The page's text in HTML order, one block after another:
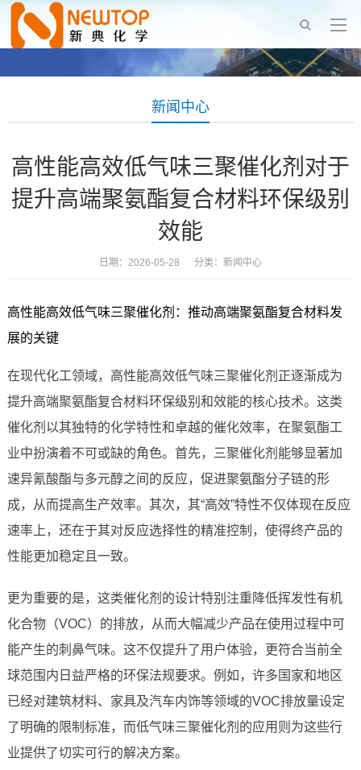
新闻中心
高性能高效低气味三聚催化剂对于
提升高端聚氨酯复合材料环保级别
效能
日期：2026-05-28 分类： 新闻中心
高性能高效低气味三聚催化剂：推动高端聚氨酯复合材料发
展的关键
在现代化工领域，高性能高效低气味三聚催化剂正逐渐成为
提升高端聚氨酯复合材料环保级别和效能的核心技术。这类
催化剂以其独特的化学特性和卓越的催化效率，在聚氨酯工
业中扮演着不可或缺的角色。首先，三聚催化剂能够显著加
速异氰酸酯与多元醇之间的反应，促进聚氨酯分子链的形
成，从而提高生产效率。其次，其“高效”特性不仅体现在反应
速率上，还在于其对反应选择性的精准控制，使得终产品的
性能更加稳定且一致。
更为重要的是，这类催化剂的设计特别注重降低挥发性有机
化合物（VOC）的排放，从而大幅减少产品在使用过程中可
能产生的刺鼻气味。这不仅提升了用户体验，更符合当前全
球范围内日益严格的环保法规要求。例如，许多国家和地区
已经对建筑材料、家具及汽车内饰等领域的VOC排放量设定
了明确的限制标准，而低气味三聚催化剂的应用则为这些行
业提供了切实可行的解决方案。